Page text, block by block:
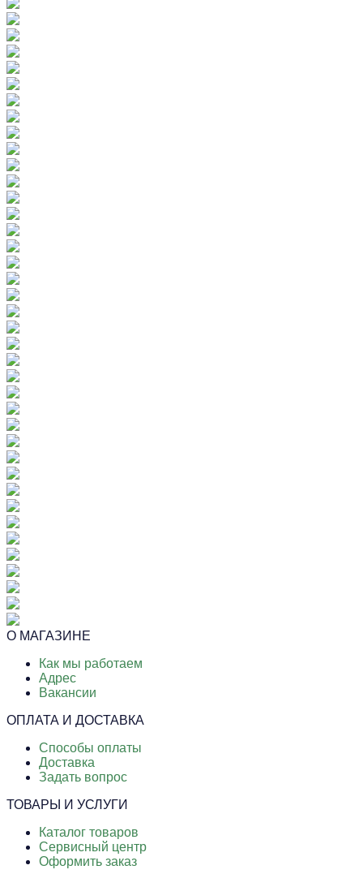
О МАГАЗИНЕ
Как мы работаем
Адрес
Вакансии
ОПЛАТА И ДОСТАВКА
Способы оплаты
Доставка
Задать вопрос
ТОВАРЫ И УСЛУГИ
Каталог товаров
Сервисный центр
Оформить заказ